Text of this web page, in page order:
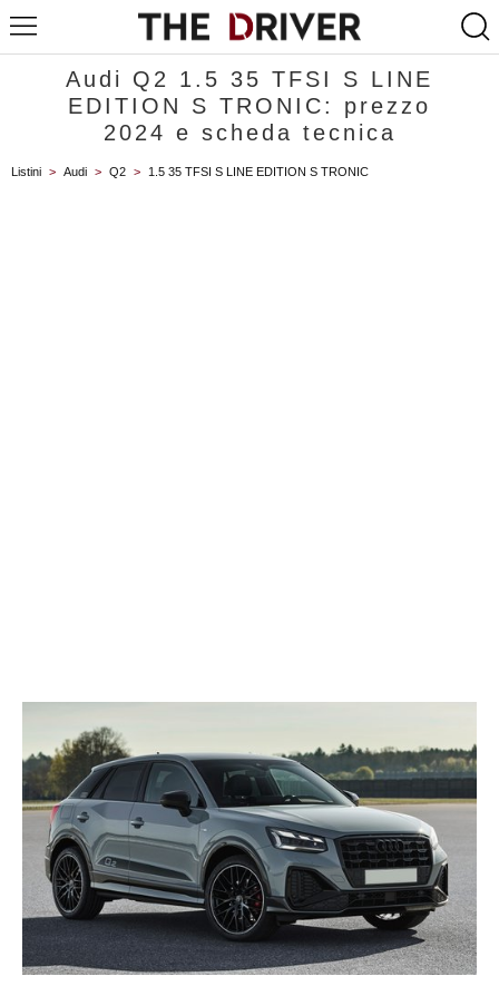
Audi Q2 1.5 35 TFSI S LINE
EDITION S TRONIC: prezzo
2024 e scheda tecnica
Listini > Audi > Q2 > 1.5 35 TFSI S LINE EDITION S TRONIC